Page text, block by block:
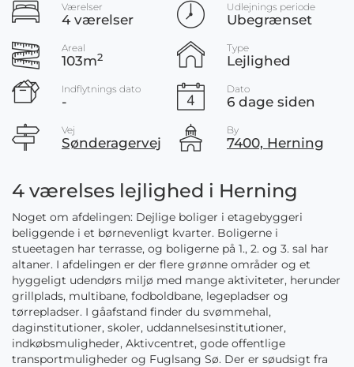
Værelser
4 værelser
Udlejnings periode
Ubegrænset
Areal
103m2
Type
Lejlighed
Indflytnings dato
-
Dato
6 dage siden
Vej
Sønderagervej
By
7400, Herning
4 værelses lejlighed i Herning
Noget om afdelingen: Dejlige boliger i etagebyggeri
beliggende i et børnevenligt kvarter. Boligerne i
stueetagen har terrasse, og boligerne på 1., 2. og 3. sal har
altaner. I afdelingen er der flere grønne områder og et
hyggeligt udendørs miljø med mange aktiviteter, herunder
grillplads, multibane, fodboldbane, legepladser og
tørrepladser. I gåafstand finder du svømmehal,
daginstitutioner, skoler, uddannelsesinstitutioner,
indkøbsmuligheder, Aktivcentret, gode offentlige
transportmuligheder og Fuglsang Sø. Der er søudsigt fra